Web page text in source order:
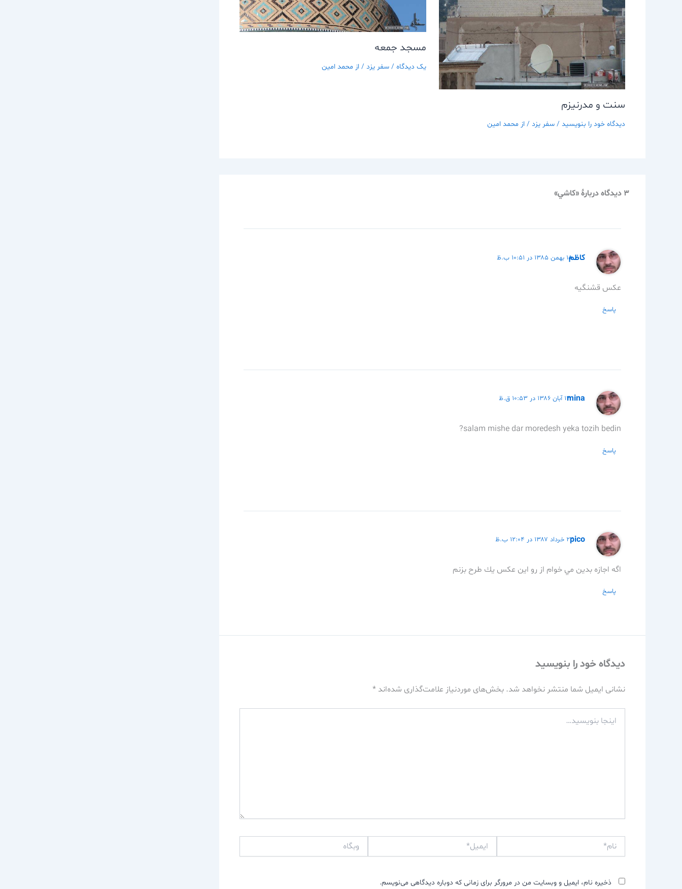
سنت و مدرنيزم
دیدگاه‌ خود را بنویسید / سفر يزد / از محمد امین
مسجد جمعه
یک دیدگاه /سفر يزد / از محمد امین
3 دیدگاه دربارهٔ «كاشي»
كاظم۱۵ بهمن ۱۳۸۵ در ۱۰:۵۱ ب.ظ
عكس قشنگيه
پاسخ
mina۱۴ آبان ۱۳۸۶ در ۱۰:۵۳ ق.ظ
salam mishe dar moredesh yeka tozih bedin?
پاسخ
pico۲۲ خرداد ۱۳۸۷ در ۱۲:۰۴ ب.ظ
اگه اجازه بدين مي خوام از رو اين عكس يك طرح بزنم
پاسخ
دیدگاه‌ خود را بنویسید
نشانی ایمیل شما منتشر نخواهد شد. بخش‌های موردنیاز علامت‌گذاری شده‌اند *
بنویسید…
ذخیره نام، ایمیل و وبسایت من در مرورگر برای زمانی که دوباره دیدگاهی می‌نویسم.